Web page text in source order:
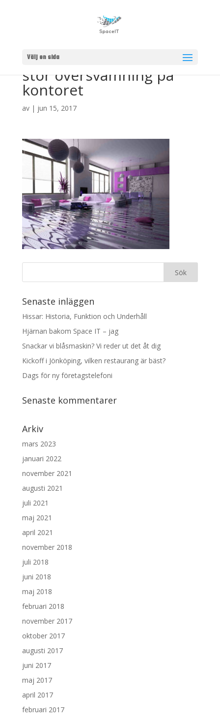
Välj en sida
stor översvämning på
kontoret
av | jun 15, 2017
Senaste inläggen
Hissar: Historia, Funktion och Underhåll
Hjärnan bakom Space IT – jag
Snackar vi blåsmaskin? Vi reder ut det åt dig
Kickoff i Jönköping, vilken restaurang är bäst?
Dags för ny företagstelefoni
Senaste kommentarer
Arkiv
mars 2023
januari 2022
november 2021
augusti 2021
juli 2021
maj 2021
april 2021
november 2018
juli 2018
juni 2018
maj 2018
februari 2018
november 2017
oktober 2017
augusti 2017
juni 2017
maj 2017
april 2017
februari 2017